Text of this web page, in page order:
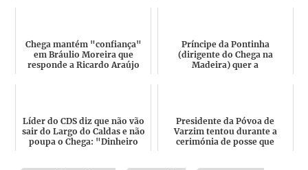
Chega mantém "confiança"
em Bráulio Moreira que
responde a Ricardo Araújo
Príncipe da Pontinha
(dirigente do Chega na
Madeira) quer a
Líder do CDS diz que não vão
sair do Largo do Caldas e não
poupa o Chega: "Dinheiro
Presidente da Póvoa de
Varzim tentou durante a
cerimónia de posse que